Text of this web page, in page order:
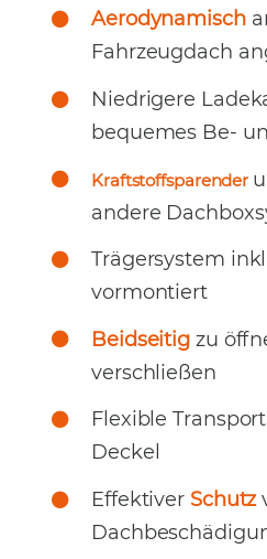
Aerodynamisch
Fahrzeugdach
Niedrigere
bequemes Be-
Kraftstoffsparender
andere
Trägersystem
vormontiert
Beidseitig zu
verschließen
Flexible
Deckel
Effektiver Schutz